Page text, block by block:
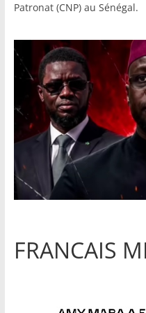
Patronat (CNP) au Sénégal.
FRANCAIS